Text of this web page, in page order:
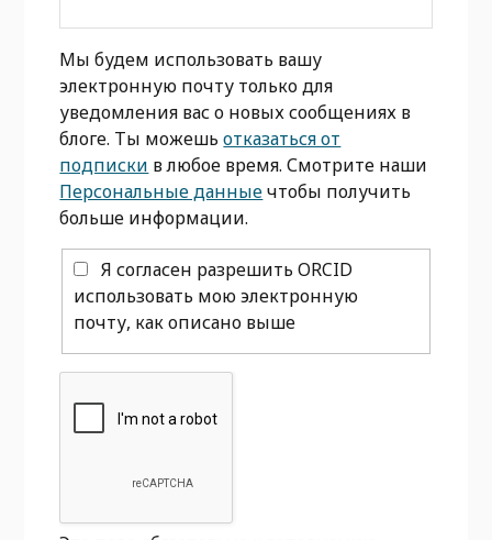
Мы будем использовать вашу
электронную почту только для
уведомления вас о новых сообщениях в
блоге. Ты можешьотказаться от
подписки в любое время. Смотрите наши
Персональные данныечтобы получить
больше информации.
Я согласен разрешить ORCID
использовать мою электронную
почту, как описано выше